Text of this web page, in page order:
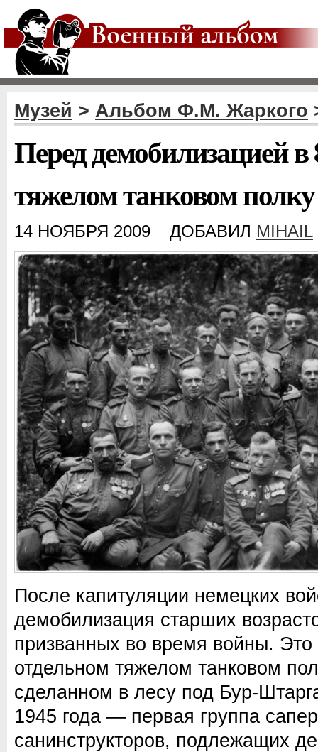
Музей > Альбом Ф.М. Жаркого
Перед демобилизацией
тяжелом танковом полку
14 НОЯБРЯ 2009 ДОБАВИЛ MIHAIL
После капитуляции немецких
демобилизация старших
призванных во время войны.
отдельном тяжелом танковом
сделанном в лесу под Бур-
1945 года — первая группа
санинструкторов, подлежащих